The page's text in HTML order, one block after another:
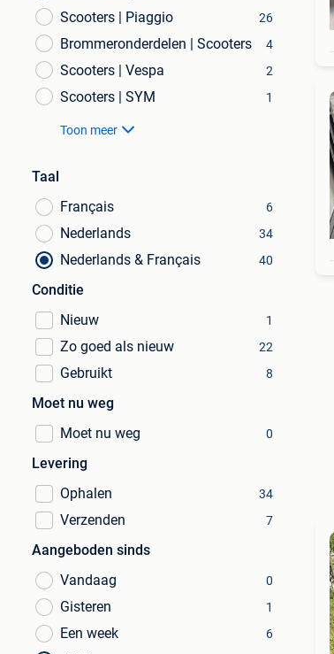
Scooters | Piaggio
26
Brommeronderdelen | Scooters 4
Scooters | Vespa 2
Scooters | SYM 1
Toon meer
Taal
Français
6
Nederlands 34
Nederlands & Français 40
Conditie
Nieuw
1
Zo goed als nieuw 22
Gebruikt 8
Moet nu weg
Moet nu weg
0
Levering
Ophalen
34
Verzenden 7
Aangeboden sinds
Vandaag
0
Gisteren 1
Een week 6